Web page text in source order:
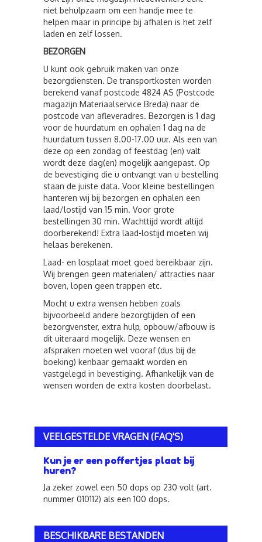
niet behulpzaam om een handje mee te
helpen maar in principe bij afhalen is het zelf
laden en zelf lossen.
BEZORGEN
U kunt ook gebruik maken van onze
bezorgdiensten. De transportkosten worden
berekend vanaf postcode 4824 AS (Postcode
magazijn Materiaalservice Breda) naar de
postcode van afleveradres. Bezorgen is 1 dag
voor de huurdatum en ophalen 1 dag na de
huurdatum tussen 8.00-17.00 uur. Als een van
deze op een zondag of feestdag (en) valt
wordt deze dag(en) mogelijk aangepast. Op
de bevestiging die u ontvangt van u bestelling
staan de juiste data. Voor kleine bestellingen
hanteren wij bij bezorgen en ophalen een
laad/lostijd van 15 min. Voor grote
bestellingen 30 min. Wachttijd wordt altijd
doorberekend! Extra laad-lostijd moeten wij
helaas berekenen.
Laad- en losplaat moet goed bereikbaar zijn.
Wij brengen geen materialen/ attracties naar
boven, lopen geen trappen etc.
Mocht u extra wensen hebben zoals
bijvoorbeeld andere bezorgtijden of een
bezorgvenster, extra hulp, opbouw/afbouw is
dit uiteraard mogelijk. Deze wensen en
afspraken moeten wel vooraf (dus bij de
boeking) kenbaar gemaakt worden en
vastgelegd in bevestiging. Afhankelijk van de
wensen worden de extra kosten doorbelast.
VEELGESTELDE VRAGEN (FAQ'S)
Kun je er een poffertjes plaat bij
huren?
Ja zeker zowel een 50 dops op 230 volt (art.
nummer 010112) als een 100 dops.
BESCHIKBARE BESTANDEN